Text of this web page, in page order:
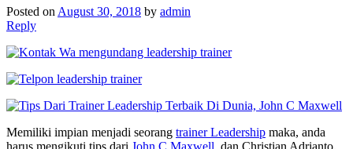
Posted on August 30, 2018 by admin
Reply
Memiliki impian menjadi seorang trainer Leadership maka, anda
harus mengikuti tips dari John C Maxwell dan Christian Adrianto.